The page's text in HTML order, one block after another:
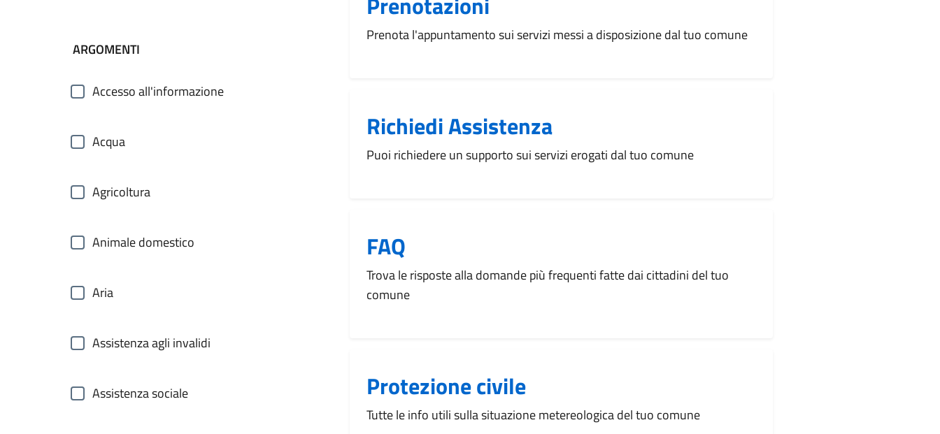
ARGOMENTI
Accesso all'informazione
Acqua
Agricoltura
Animale domestico
Aria
Assistenza agli invalidi
Assistenza sociale
Prenota l'appuntamento sui servizi messi a disposizione dal tuo comune
Richiedi Assistenza
Puoi richiedere un supporto sui servizi erogati dal tuo comune
FAQ
Trova le risposte alla domande più frequenti fatte dai cittadini del tuo
comune
Protezione civile
Tutte le info utili sulla situazione metereologica del tuo comune